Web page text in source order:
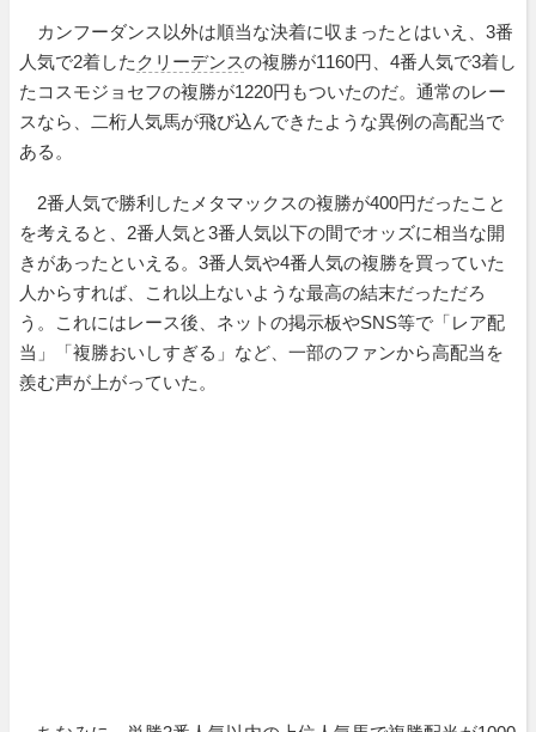
カンフーダンス以外は順当な決着に収まったとはいえ、3番
人気で2着した クリーデンスの複勝が1160円、4番人気で3着し
たコスモジョセフの複勝が1220円もついたのだ。通常のレー
スなら、二桁人気馬が飛び込んできたような異例の高配当で
ある。
2番人気で勝利したメタマックスの複勝が400円だったこと
を考えると、2番人気と3番人気以下の間でオッズに相当な開
きがあったといえる。3番人気や4番人気の複勝を買っていた
人からすれば、これ以上ないような最高の結末だっただろ
う。これにはレース後、ネットの掲示板やSNS等で「レア配
当」「複勝おいしすぎる」など、一部のファンから高配当を
羨む声が上がっていた。